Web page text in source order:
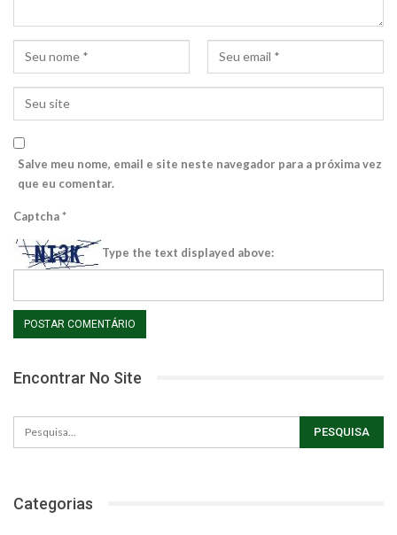
Salve meu nome, email e site neste navegador para a próxima vez
que eu comentar.
Captcha*
Type the text displayed above:
Encontrar No Site
Categorias